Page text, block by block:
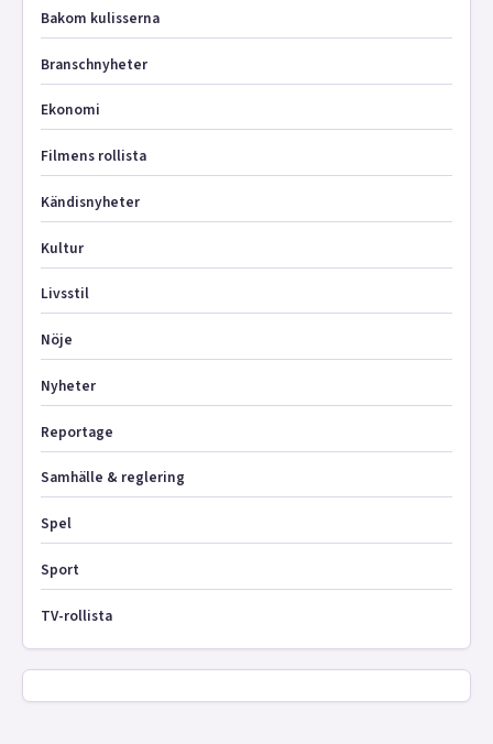
Bakom kulisserna
Branschnyheter
Ekonomi
Filmens rollista
Kändisnyheter
Kultur
Livsstil
Nöje
Nyheter
Reportage
Samhälle & reglering
Spel
Sport
TV-rollista